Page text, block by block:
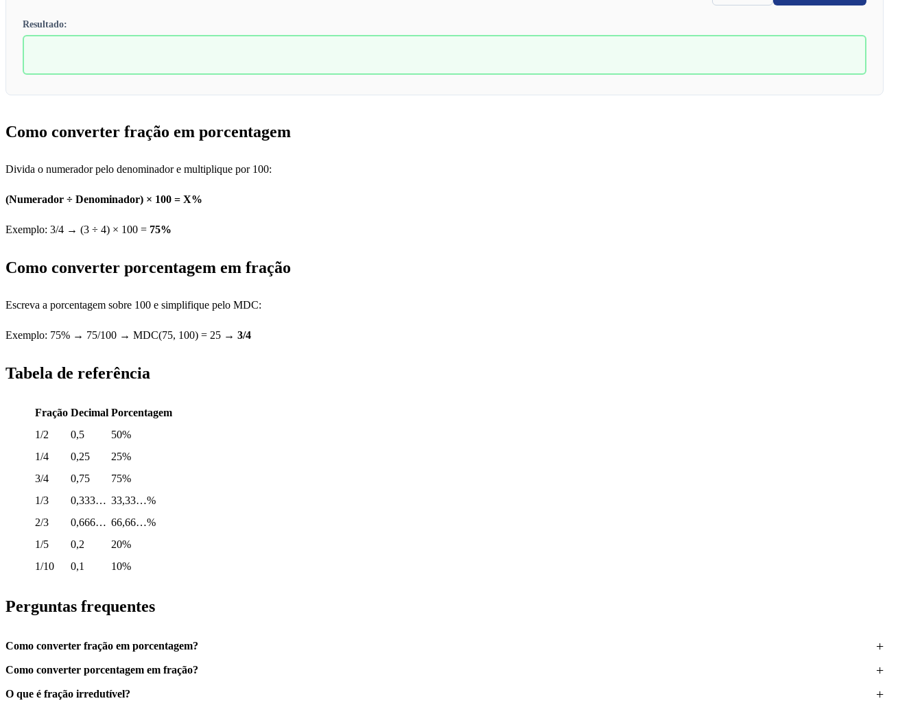
Resultado:
Como converter fração em porcentagem
Divida o numerador pelo denominador e multiplique por 100:
(Numerador ÷ Denominador) × 100 = X%
Exemplo: 3/4 → (3 ÷ 4) × 100 = 75%
Como converter porcentagem em fração
Escreva a porcentagem sobre 100 e simplifique pelo MDC:
Exemplo: 75% → 75/100 → MDC(75, 100) = 25 → 3/4
Tabela de referência
Fração Decimal Porcentagem
1/2
0,5
50%
1/4
0,25
25%
3/4
0,75
75%
1/3
0,333… 33,33…%
2/3
0,666… 66,66…%
1/5
0,2
20%
1/10
0,1 10%
Perguntas frequentes
Como converter fração em porcentagem?
Como converter porcentagem em fração?
O que é fração irredutível?